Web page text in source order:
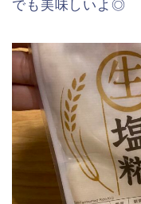
でも美味しいよ◎